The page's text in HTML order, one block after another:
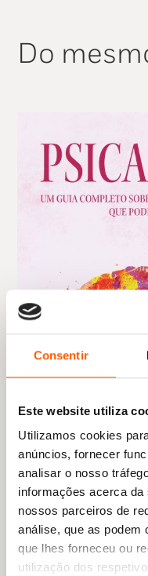
Consentir
Este website utiliza
Utilizamos cookies
anúncios, fornecer
analisar o nosso
informações acerca
nossos parceiros de
análise, que as podem
que lhes forneceu ou
utilização dos
Do